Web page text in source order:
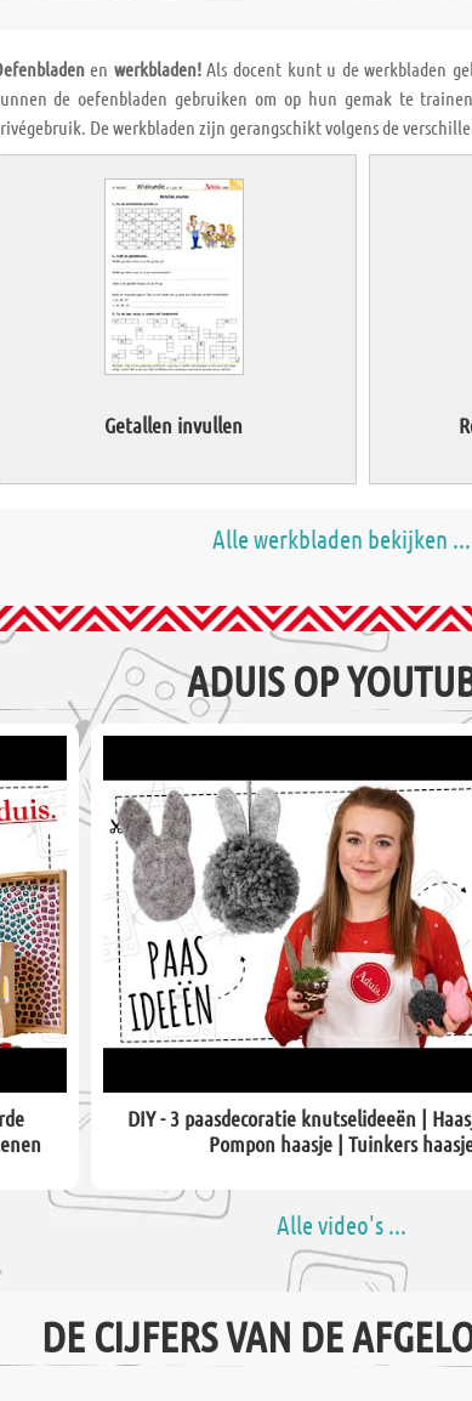
en werkbladen!Als docent kunt u de werkbladen
de oefenbladen gebruiken om op hun gemak te
De werkbladen zijn gerangschikt volgens de
Getallen invullen
Alle werkbladen bekijken ...
ADUIS OP
DIY - 3 paasdecoratie knutselideeën |
Pompon haasje | Tuinkers
Alle video's ...
DE CIJFERS VAN DE